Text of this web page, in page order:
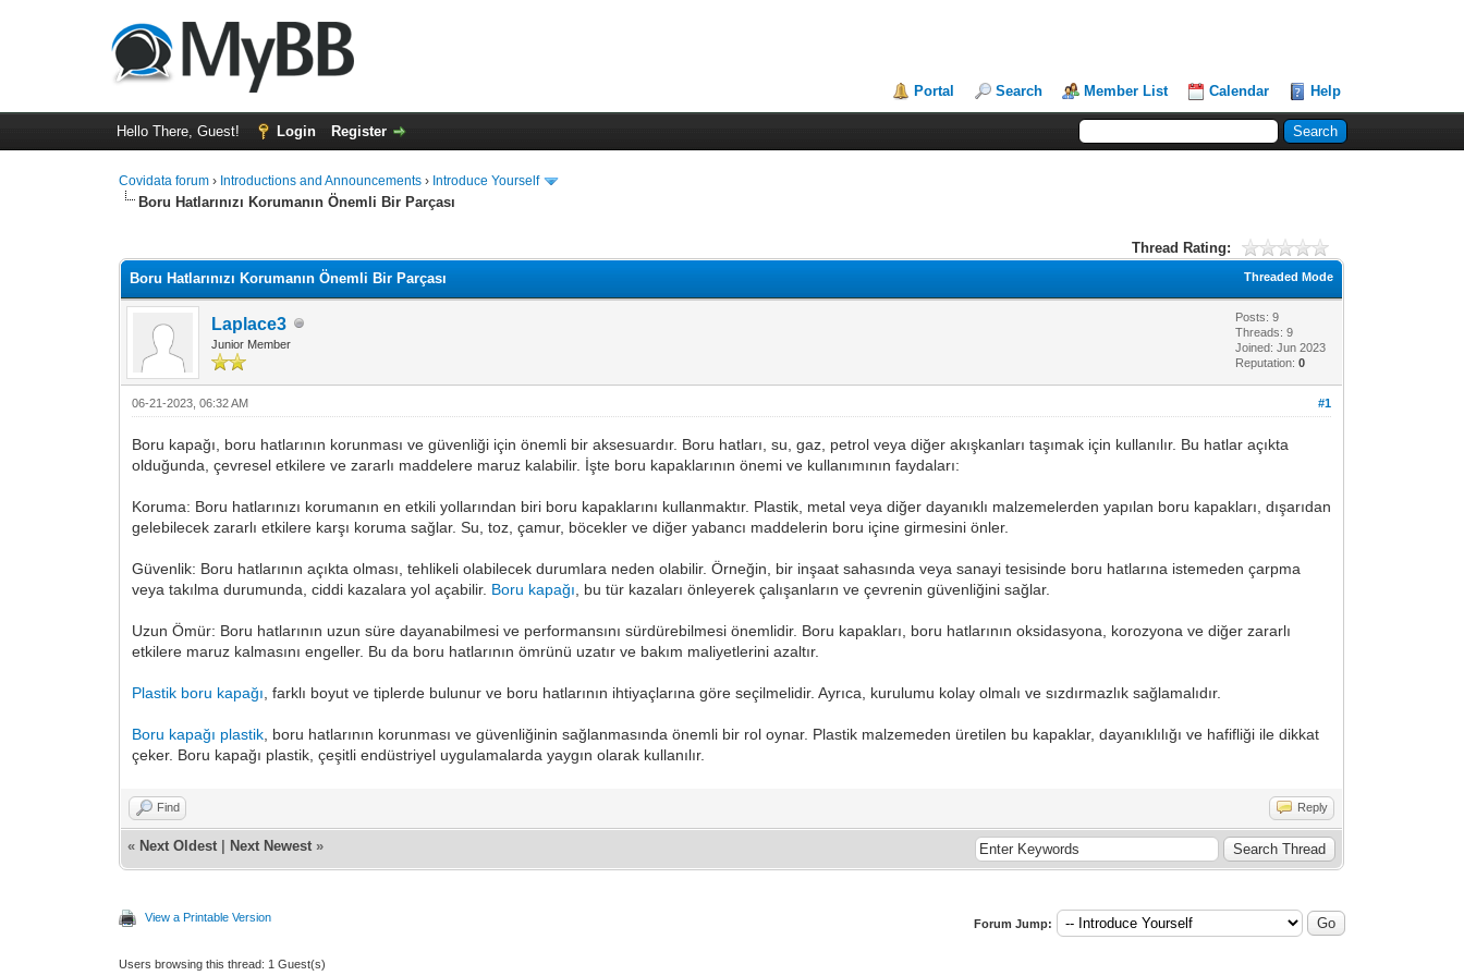
Portal Search Member List Calendar Help
Hello There, Guest! Login Register
Covidata forum › Introductions and Announcements › Introduce Yourself
Boru Hatlarınızı Korumanın Önemli Bir Parçası
Thread Rating:
Threaded Mode
Boru Hatlarınızı Korumanın Önemli Bir Parçası
Laplace3
Junior Member
Posts: 9
Threads: 9
Joined: Jun 2023
Reputation:0
#1
06-21-2023, 06:32 AM
Boru kapağı, boru hatlarının korunması ve güvenliği için önemli bir aksesuardır. Boru hatları, su, gaz, petrol veya diğer akışkanları taşımak için kullanılır. Bu hatlar açıkta
olduğunda, çevresel etkilere ve zararlı maddelere maruz kalabilir. İşte boru kapaklarının önemi ve kullanımının faydaları:
Koruma: Boru hatlarınızı korumanın en etkili yollarından biri boru kapaklarını kullanmaktır. Plastik, metal veya diğer dayanıklı malzemelerden yapılan boru kapakları, dışarıdan
gelebilecek zararlı etkilere karşı koruma sağlar. Su, toz, çamur, böcekler ve diğer yabancı maddelerin boru içine girmesini önler.
Güvenlik: Boru hatlarının açıkta olması, tehlikeli olabilecek durumlara neden olabilir. Örneğin, bir inşaat sahasında veya sanayi tesisinde boru hatlarına istemeden çarpma
veya takılma durumunda, ciddi kazalara yol açabilir. Boru kapağı , bu tür kazaları önleyerek çalışanların ve çevrenin güvenliğini sağlar.
Uzun Ömür: Boru hatlarının uzun süre dayanabilmesi ve performansını sürdürebilmesi önemlidir. Boru kapakları, boru hatlarının oksidasyona, korozyona ve diğer zararlı
etkilere maruz kalmasını engeller. Bu da boru hatlarının ömrünü uzatır ve bakım maliyetlerini azaltır.
Plastik boru kapağı , farklı boyut ve tiplerde bulunur ve boru hatlarının ihtiyaçlarına göre seçilmelidir. Ayrıca, kurulumu kolay olmalı ve sızdırmazlık sağlamalıdır.
Boru kapağı plastik , boru hatlarının korunması ve güvenliğinin sağlanmasında önemli bir rol oynar. Plastik malzemeden üretilen bu kapaklar, dayanıklılığı ve hafifliği ile dikkat
çeker. Boru kapağı plastik, çeşitli endüstriyel uygulamalarda yaygın olarak kullanılır.
Find Reply
« Next Oldest Next Newest »
View a Printable Version Forum Jump:
Users browsing this thread: 1 Guest(s)